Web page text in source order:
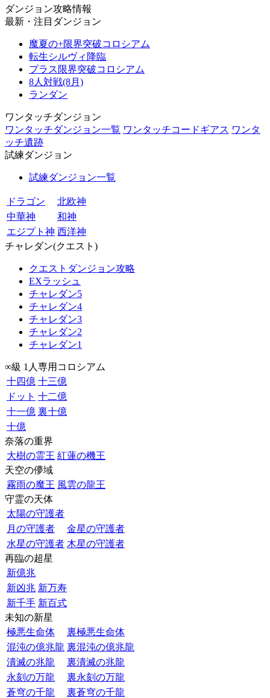
ダンジョン攻略情報
最新・注目ダンジョン
魔夏の+限界突破コロシアム
転生シルヴィ降臨
プラス限界突破コロシアム
8人対戦(8月)
ランダン
ワンタッチダンジョン
ワンタッチダンジョン一覧 ワンタッチコードギアス ワンタ
ッチ遺跡
試練ダンジョン
試練ダンジョン一覧
ドラゴン
北欧神
中華神
和神
エジプト神 西洋神
チャレダン(クエスト)
クエストダンジョン攻略
EXラッシュ
チャレダン5
チャレダン4
チャレダン3
チャレダン2
チャレダン1
∞級 1人専用コロシアム
十四億 十三億
ドット 十二億
十一億 裏十億
十億
奈落の重界
大樹の霊王 紅蓮の機王
天空の儚域
霧雨の魔王 風雲の龍王
守霊の天体
太陽の守護者
月の守護者
金星の守護者
水星の守護者 木星の守護者
再臨の超星
新億兆
新凶兆 新万寿
新千手 新百式
未知の新星
極悪生命体
裏極悪生命体
混沌の億兆龍 裏混沌の億兆龍
潰滅の兆龍
裏潰滅の兆龍
永刻の万龍
裏永刻の万龍
蒼穹の千龍
裏蒼穹の千龍